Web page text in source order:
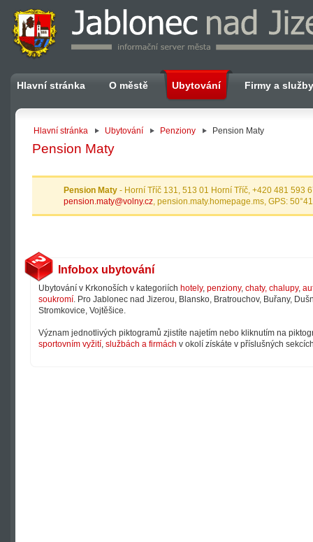
Hlavní stránka O městě Ubytování Firmy a služby
Hlavní stránka Ubytování Penziony Pension Maty
Pension Maty
Pension Maty - Horní Tříč 131, 513 01 Horní Tříč, +420 481 593
pension.maty@volny.cz, pension.maty.homepage.ms, GPS:
Infobox ubytování
Ubytování v Krkonoších v kategoriích hotely, penziony, chaty, chalupy,
soukromí. Pro Jablonec nad Jizerou, Blansko, Bratrouchov, Buřany,
Stromkovice, Vojtěšice.
Význam jednotlivých piktogramů zjistíte najetím nebo kliknutím na
sportovním vyžití, službách a firmách v okolí získáte v příslušných